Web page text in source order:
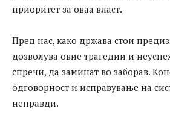
приоритет за оваа власт.
Пред нас, како држава стои
дозволува овие трагедии и
спречи, да заминат во заборав.
одговорност и исправување на
неправди.